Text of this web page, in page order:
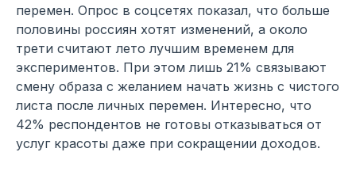
перемен. Опрос в соцсетях показал, что больше
половины россиян хотят изменений, а около
трети считают лето лучшим временем для
экспериментов. При этом лишь 21% связывают
смену образа с желанием начать жизнь с чистого
листа после личных перемен. Интересно, что
42% респондентов не готовы отказываться от
услуг красоты даже при сокращении доходов.